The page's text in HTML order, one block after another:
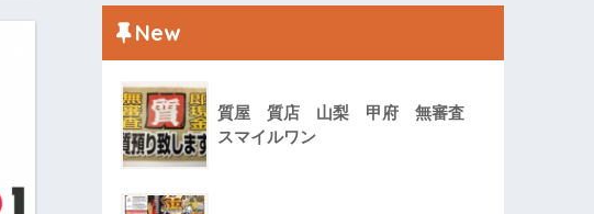
New
質屋 質店 山梨 甲府 無審査
スマイルワン